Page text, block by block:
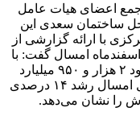
جمع اعضای هیات عامل
ساختمان سعدی این
با ارائه گزارشی از
عملکرد بیمه دانا از اول سال جاری تا ۱۷ اسفندماه امسال گفت: با
تلاش کارکنان این شرکت در این مدت حدود ۲ هزار و ۹۵۰ میلیارد
تومان پرتفوی تولید شده که در ۶ ماهه اول امسال رشد ۱۴ درصدی